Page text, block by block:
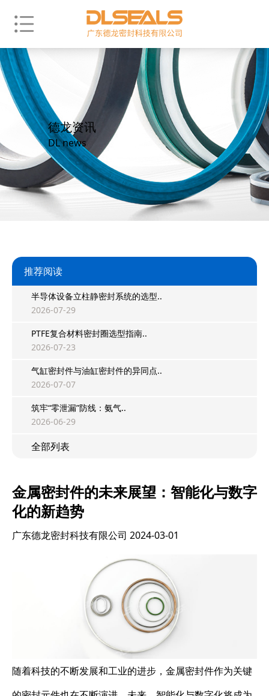
德龙资讯
DL news
推荐阅读
半导体设备立柱静密封系统的选型..
2026-07-29
PTFE复合材料密封圈选型指南..
2026-07-23
气缸密封件与油缸密封件的异同点..
2026-07-07
筑牢“零泄漏”防线：氨气..
2026-06-29
全部列表
金属密封件的未来展望：智能化与数字
化的新趋势
广东德龙密封科技有限公司 2024-03-01
随着科技的不断发展和工业的进步，金属密封件作为关键